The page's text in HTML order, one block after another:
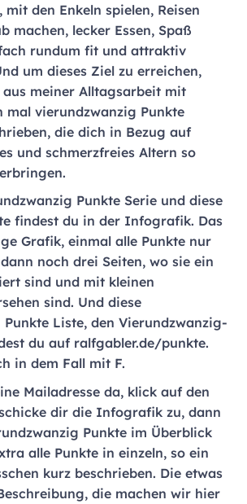
den Enkeln spielen, Reisen
machen, lecker Essen, Spaß
rundum fit und attraktiv
um dieses Ziel zu erreichen,
meiner Alltagsarbeit mit
mal vierundzwanzig Punkte
die dich in Bezug auf
und schmerzfreies Altern so
Punkte Serie und diese
findest du in der Infografik. Das
Grafik, einmal alle Punkte nur
noch drei Seiten, wo sie ein
sind und mit kleinen
sind. Und diese
Liste, den Vierundzwanzig-
du auf ralfgabler.de/punkte.
in dem Fall mit F.
Mailadresse da, klick auf den
dir die Infografik zu, dann
Punkte im Überblick
alle Punkte in einzeln, so ein
kurz beschrieben. Die etwas
die machen wir hier